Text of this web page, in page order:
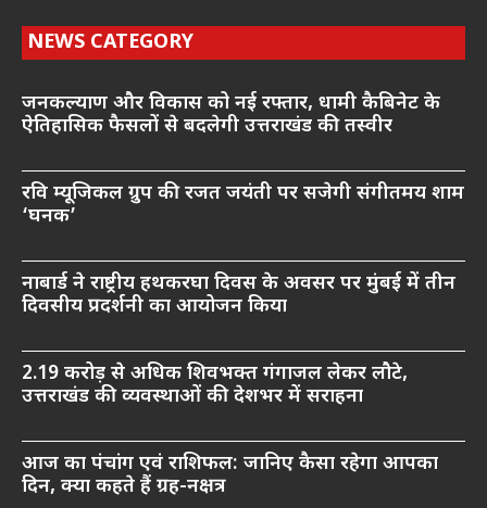
NEWS CATEGORY
जनकल्याण और विकास को नई रफ्तार, धामी कैबिनेट के
ऐतिहासिक फैसलों से बदलेगी उत्तराखंड की तस्वीर
रवि म्यूजिकल ग्रुप की रजत जयंती पर सजेगी संगीतमय शाम
‘घनक’
नाबार्ड ने राष्ट्रीय हथकरघा दिवस के अवसर पर मुंबई में तीन
दिवसीय प्रदर्शनी का आयोजन किया
2.19 करोड़ से अधिक शिवभक्त गंगाजल लेकर लौटे,
उत्तराखंड की व्यवस्थाओं की देशभर में सराहना
आज का पंचांग एवं राशिफल: जानिए कैसा रहेगा आपका
दिन, क्या कहते हैं ग्रह-नक्षत्र